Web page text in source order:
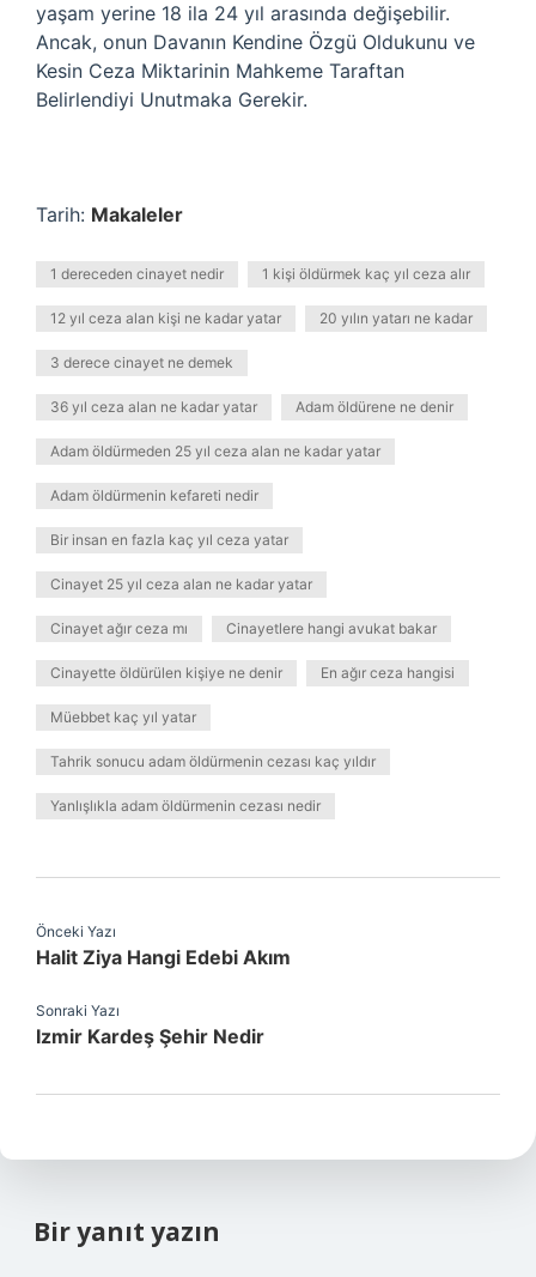
yaşam yerine 18 ila 24 yıl arasında değişebilir.
Ancak, onun Davanın Kendine Özgü Oldukunu ve
Kesin Ceza Miktarinin Mahkeme Taraftan
Belirlendiyi Unutmaka Gerekir.
Tarih: Makaleler
1 dereceden cinayet nedir 1 kişi öldürmek kaç yıl ceza alır
12 yıl ceza alan kişi ne kadar yatar 20 yılın yatarı ne kadar
3 derece cinayet ne demek
36 yıl ceza alan ne kadar yatar Adam öldürene ne denir
Adam öldürmeden 25 yıl ceza alan ne kadar yatar
Adam öldürmenin kefareti nedir
Bir insan en fazla kaç yıl ceza yatar
Cinayet 25 yıl ceza alan ne kadar yatar
Cinayet ağır ceza mı Cinayetlere hangi avukat bakar
Cinayette öldürülen kişiye ne denir En ağır ceza hangisi
Müebbet kaç yıl yatar
Tahrik sonucu adam öldürmenin cezası kaç yıldır
Yanlışlıkla adam öldürmenin cezası nedir
Önceki Yazı
Halit Ziya Hangi Edebi Akım
Sonraki Yazı
Izmir Kardeş Şehir Nedir
Bir yanıt yazın